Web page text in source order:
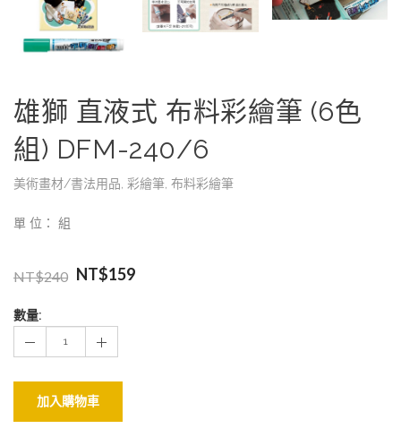
雄獅 直液式 布料彩繪筆 (6色
組) DFM-240/6
美術畫材/書法用品 彩繪筆 布料彩繪筆
單 位： 組
NT$240 NT$159
數量:
加入購物車